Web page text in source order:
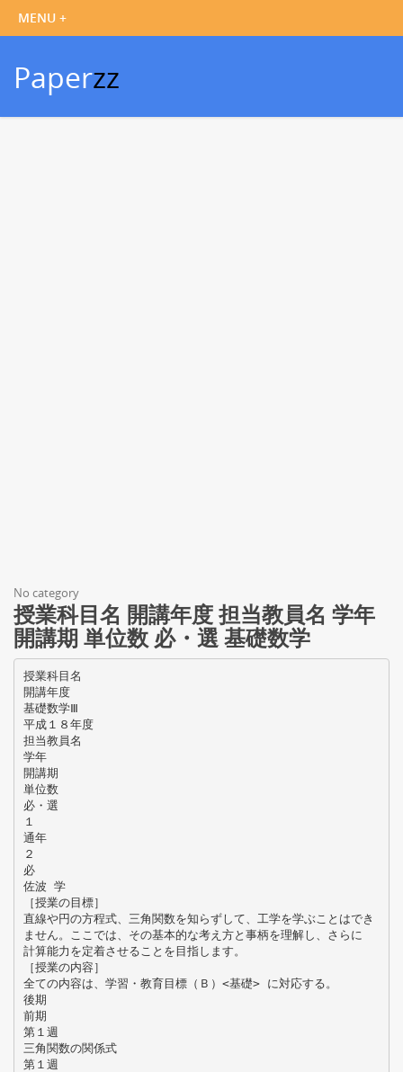
Paperzz
No category
授業科目名 開講年度 担当教員名 学年
開講期 単位数 必・選 基礎数学
授業科目名
開講年度
基礎数学Ⅲ
平成１８年度
担当教員名
学年
開講期
単位数
必・選
１
通年
２
必
佐波 学
［授業の目標］
直線や円の方程式、三角関数を知らずして、工学を学ぶことはでき
ません。ここでは、その基本的な考え方と事柄を理解し、さらに
計算能力を定着させることを目指します。
［授業の内容］
全ての内容は、学習・教育目標（Ｂ）<基礎> に対応する。
後期
前期
第１週
三角関数の関係式
第１週